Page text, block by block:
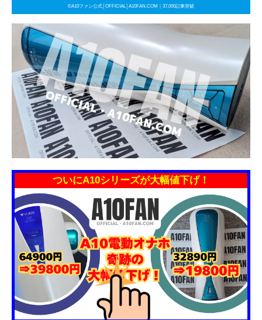
©A10ファン公式│OFFICIAL│A10FAN.COM｜37,000記事突破
ついにA10シリーズが大幅値下げ！